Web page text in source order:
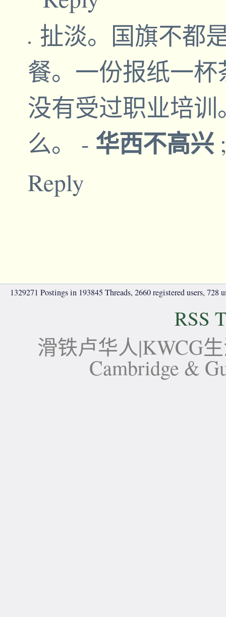
扯淡。国旗不都
餐。一份报纸一
没有受过职业培
么。 - 华西不高兴
Reply
1329271 Postings in 193845 Threads, 2660 registered users, 728
RSS
滑铁卢华人|KWCG
Cambridge &